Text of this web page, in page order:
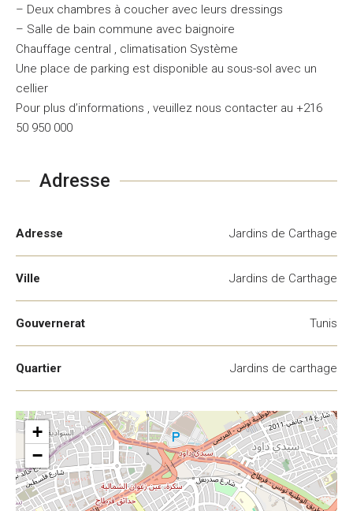
– Deux chambres à coucher avec leurs dressings
– Salle de bain commune avec baignoire
Chauffage central , climatisation Système
Une place de parking est disponible au sous-sol avec un
cellier
Pour plus d’informations , veuillez nous contacter au +216
50 950 000
Adresse
Adresse Jardins de Carthage
Ville Jardins de Carthage
Gouvernerat Tunis
Quartier Jardins de carthage
+
−